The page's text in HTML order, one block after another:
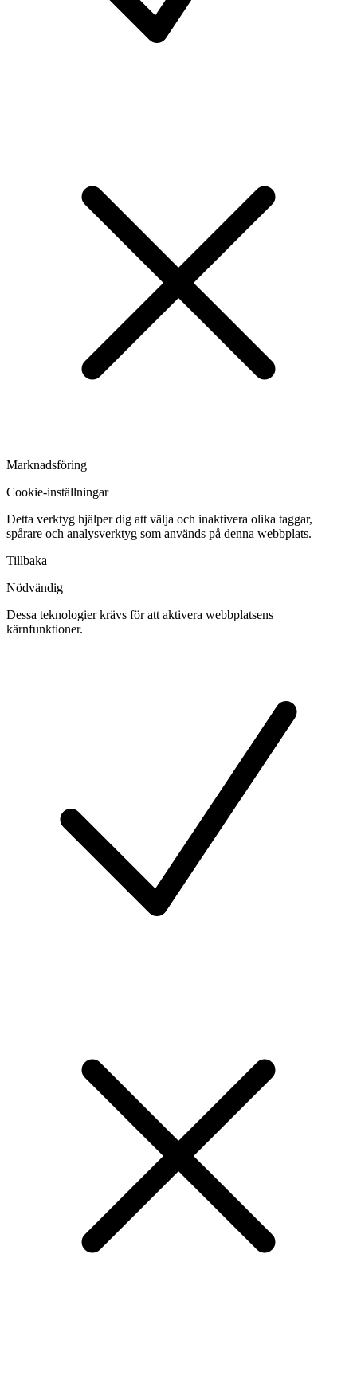
Marknadsföring
Cookie-inställningar
Detta verktyg hjälper dig att välja och inaktivera olika taggar,
spårare och analysverktyg som används på denna webbplats.
Tillbaka
Nödvändig
Dessa teknologier krävs för att aktivera webbplatsens
kärnfunktioner.